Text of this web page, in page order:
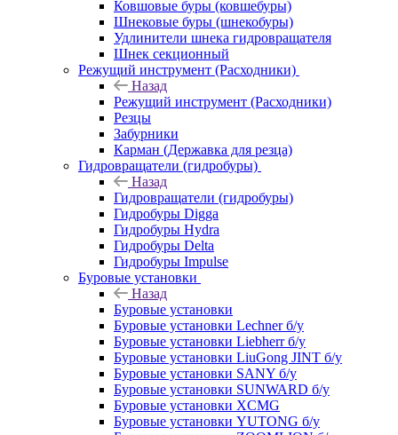
Ковшовые буры (ковшебуры)
Шнековые буры (шнекобуры)
Удлинители шнека гидровращателя
Шнек секционный
Режущий инструмент (Расходники)
Назад
Режущий инструмент (Расходники)
Резцы
Забурники
Карман (Державка для резца)
Гидровращатели (гидробуры)
Назад
Гидровращатели (гидробуры)
Гидробуры Digga
Гидробуры Hydra
Гидробуры Delta
Гидробуры Impulse
Буровые установки
Назад
Буровые установки
Буровые установки Lechner б/у
Буровые установки Liebherr б/у
Буровые установки LiuGong JINT б/у
Буровые установки SANY б/у
Буровые установки SUNWARD б/у
Буровые установки XCMG
Буровые установки YUTONG б/у